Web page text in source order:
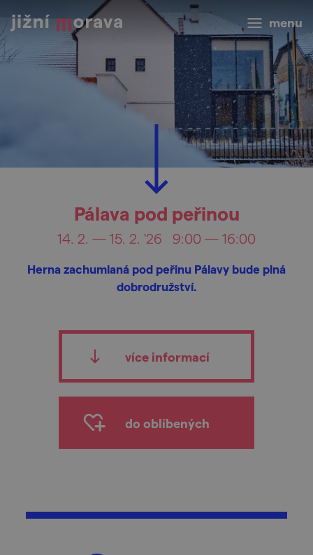
menu
Pálava pod peřinou
14. 2. — 15. 2. '26 9:00 — 16:00
Herna zachumlaná pod peřinu Pálavy bude plná
dobrodružství.
více informací
do oblíbených